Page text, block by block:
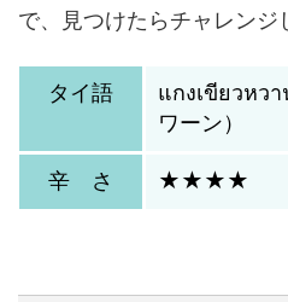
で、見つけたらチャレンジ
タイ語
แกงเขียวหวา
ワーン）
辛 さ ★★★★